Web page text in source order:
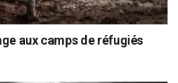
aux camps de réfugiés